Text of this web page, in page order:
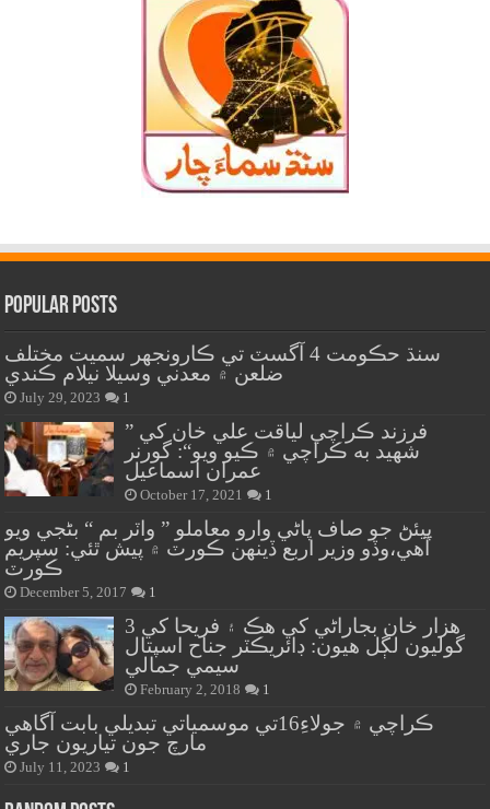
Popular Posts
سنڌ حڪومت 4 آگسٽ تي ڪارونجهر سميت مختلف
ضلعن ۾ معدني وسيلا نيلام ڪندي
July 29, 2023 1
” فرزند ڪراچي لياقت علي خان کي
شهيد به ڪراچي ۾ ڪيو ويو“: گورنر
عمران اسماعيل
October 17, 2021 1
پيئڻ جو صاف پاڻي وارو معاملو ” واٽر بم “ بڻجي ويو
آهي،وڏو وزير اربع ڏينهن ڪورٽ ۾ پيش ٿئي: سپريم
ڪورٽ
December 5, 2017 1
هزار خان بجاراڻي کي هڪ ۽ فريحا کي 3
گوليون لڳل هيون: ڊائريڪٽر جناح اسپتال
سيمي جمالي
February 2, 2018 1
ڪراچي ۾ جولاءِ16تي موسمياتي تبديلي بابت آگاهي
مارچ جون تياريون جاري
July 11, 2023 1